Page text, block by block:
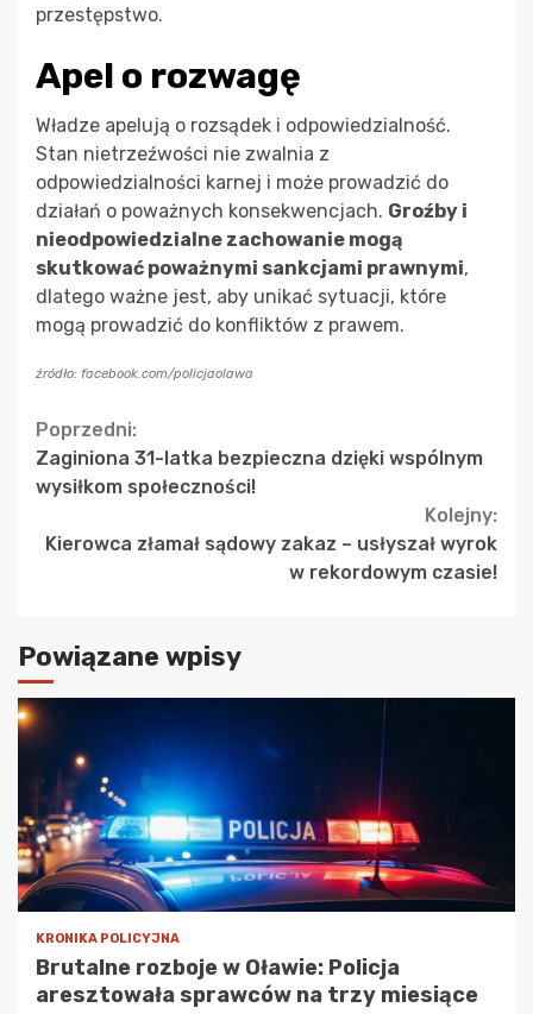
przestępstwo.
Apel o rozwagę
Władze apelują o rozsądek i odpowiedzialność.
Stan nietrzeźwości nie zwalnia z
odpowiedzialności karnej i może prowadzić do
działań o poważnych konsekwencjach. Groźby i
nieodpowiedzialne zachowanie mogą
skutkować poważnymi sankcjami prawnymi,
dlatego ważne jest, aby unikać sytuacji, które
mogą prowadzić do konfliktów z prawem.
źródło: facebook.com/policjaolawa
Continue
Reading
Poprzedni:
Zaginiona 31-latka bezpieczna dzięki wspólnym
wysiłkom społeczności!
Kolejny:
Kierowca złamał sądowy zakaz – usłyszał wyrok
w rekordowym czasie!
Powiązane wpisy
KRONIKA POLICYJNA
Brutalne rozboje w Oławie: Policja
aresztowała sprawców na trzy miesiące